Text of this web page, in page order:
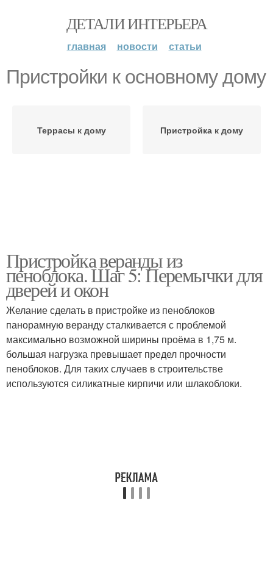
ДЕТАЛИ ИНТЕРЬЕРА
главная новости статьи
Пристройки к основному дому
Террасы к дому Пристройка к дому
Пристройка веранды из
пеноблока. Шаг 5: Перемычки для
дверей и окон
Желание сделать в пристройке из пеноблоков
панорамную веранду сталкивается с проблемой
максимально возможной ширины проёма в 1,75 м.
большая нагрузка превышает предел прочности
пеноблоков. Для таких случаев в строительстве
используются силикатные кирпичи или шлакоблоки.